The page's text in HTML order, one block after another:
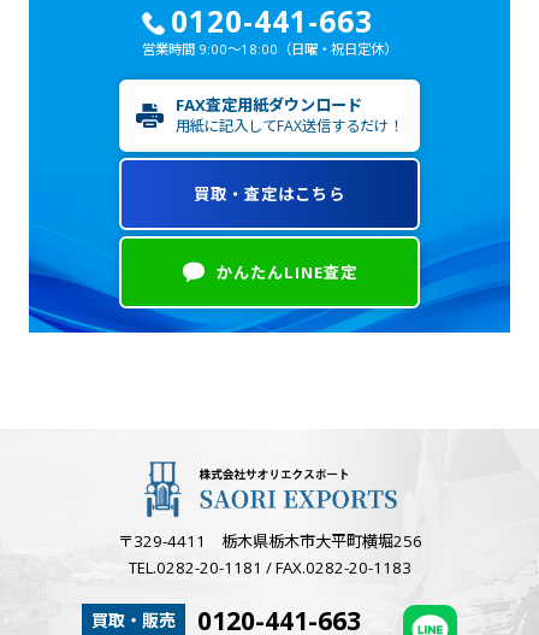
0120-441-663
営業時間 9:00～18:00 （日曜・祝日定休）
FAX査定用紙ダウンロード
用紙に記入してFAX送信するだけ！
買取・査定はこちら
かんたんLINE査定
〒329-4411 栃木県栃木市大平町横堀256
TEL.0282-20-1181 / FAX.0282-20-1183
買取・販売 0120-441-663